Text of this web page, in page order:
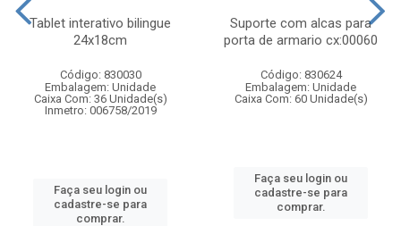
Tablet interativo bilingue
24x18cm
Código: 830030
Embalagem: Unidade
Caixa Com: 36 Unidade(s)
Inmetro: 006758/2019
Faça seu login ou
cadastre-se para
comprar.
Suporte com alcas para
porta de armario cx:00060
Código: 830624
Embalagem: Unidade
Caixa Com: 60 Unidade(s)
Faça seu login ou
cadastre-se para
comprar.